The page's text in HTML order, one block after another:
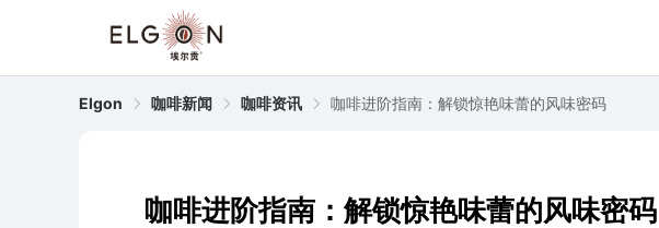
Elgon 咖啡新闻 咖啡资讯 咖啡进阶指南：解锁惊艳味蕾的风味密码
咖啡进阶指南：解锁惊艳味蕾的风味密码